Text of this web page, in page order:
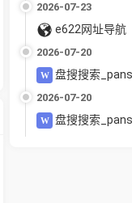
2026-07-23
e622网址导航
2026-07-20
盘搜搜索_panso.xin_免费网盘资源搜
2026-07-20
盘搜搜索_pansou.asia_免费网盘资源